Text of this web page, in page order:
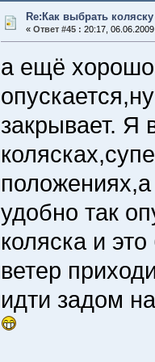
Re:Как выбрать коляску
« Ответ #45 : 20:17,
а ещё
закрывает. Я
удобно так
коляска и
ветер
идти задом